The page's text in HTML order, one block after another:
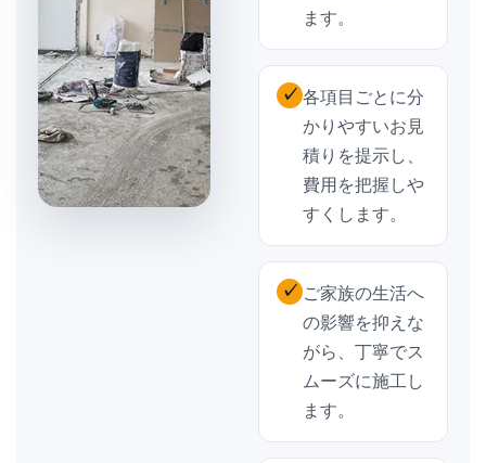
ます。
✓ 各項目ごとに分
かりやすいお見
積りを提示し、
費用を把握しや
すくします。
✓ ご家族の生活へ
の影響を抑えな
がら、丁寧でス
ムーズに施工し
ます。